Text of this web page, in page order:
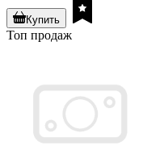
Купить
Топ продаж